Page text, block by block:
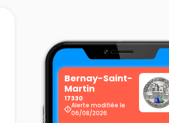
Bernay-Saint-
Martin
17330
Alerte modifiée le
06/08/2026